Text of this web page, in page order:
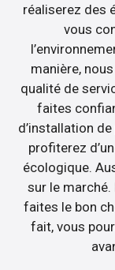
réaliserez des
vous
manière,
qualité de
faites
d’installation
profiterez
écologique.
sur le
faites le bon
fait, vous